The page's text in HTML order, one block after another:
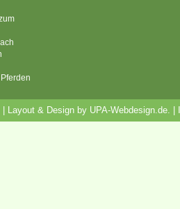
Layout & Design by UPA-Webdesign.de.